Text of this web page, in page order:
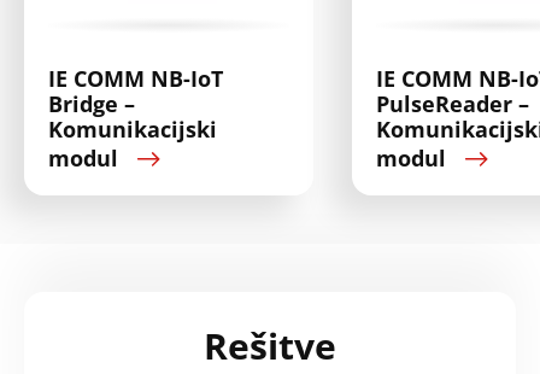
IE COMM NB-IoT
Bridge –
Komunikacijski
modul
IE COMM NB-
PulseReader –
modul
Rešitve